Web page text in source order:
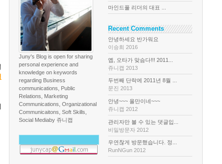
Juny's Blog is open for sharing
personal experience and
knowledge on keywords
regarding Business
communications, Public
Relations, Marketing
Communications, Organizational
Communicaitons, Soft Skills,
Social Mediaby 쥬니캡
마인드풀 리더의 대표 ...
Recent Comments
안녕하세요 반가워요
이승희 2016
옙, 오타가 맞슴다!!! 2011...
쥬니캡 2013
두번째 단락에 2011년 8월 ...
문진 2013
안녕~~~ 올만이네~~~
쥬니캡 2012
관리자만 볼 수 있는 댓글입...
비밀방문자 2012
우연찮게 방문했습니다. 정...
RunNGun 2012